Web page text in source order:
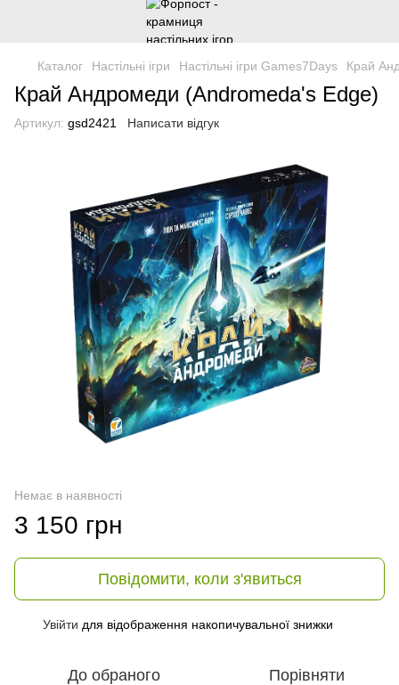
Каталог Настільні ігри Настільні ігри Games7Days Край
Край Андромеди (Andromeda's Edge)
Артикул: gsd2421 Написати відгук
Немає в наявності
3 150 грн
Повідомити, коли з'явиться
Увійти для відображення накопичувальної знижки
До обраного Порівняти